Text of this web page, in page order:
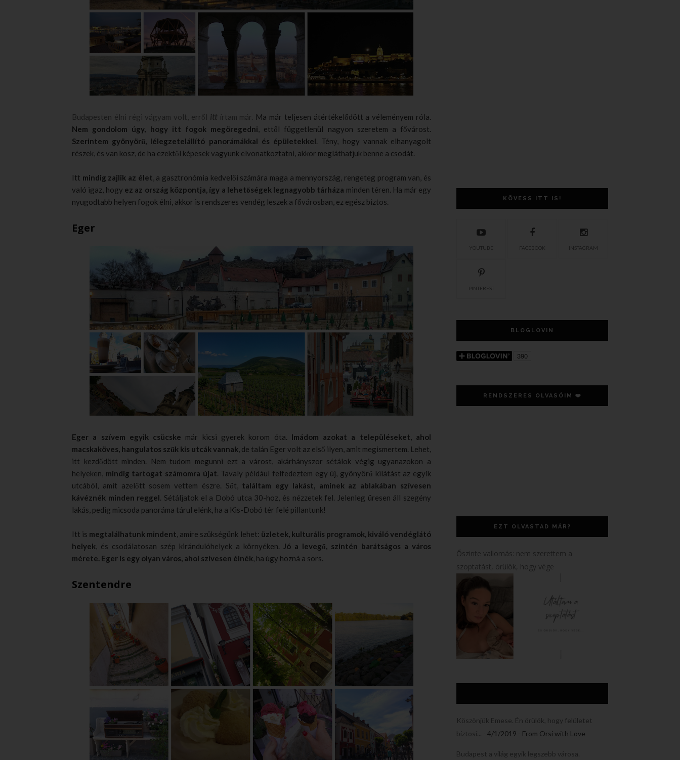
Budapesten élni régi vágyam volt, erről itt írtam már. Ma már teljesen átértékelődött a véleményem róla.
Nem gondolom úgy, hogy itt fogok megöregedni, ettől függetlenül nagyon szeretem a fővárost.
Szerintem gyönyörű, lélegzetelállító panorámákkal és épületekkel. Tény, hogy vannak elhanyagolt
részek, és van kosz, de ha ezektől képesek vagyunk elvonatkoztatni, akkor megláthatjuk benne a csodát.
Itt mindig zajlik az élet, a gasztronómia kedvelői számára maga a mennyország, rengeteg program van, és
való igaz, hogy ez az ország központja, így a lehetőségek legnagyobb tárháza minden téren. Ha már egy
nyugodtabb helyen fogok élni, akkor is rendszeres vendég leszek a fővárosban, ez egész biztos.
Eger
Eger a szívem egyik csücske már kicsi gyerek korom óta. Imádom azokat a településeket, ahol
macskaköves, hangulatos szűk kis utcák vannak, de talán Eger volt az első ilyen, amit megismertem. Lehet,
itt kezdődött minden. Nem tudom megunni ezt a várost, akárhányszor sétálok végig ugyanazokon a
helyeken, mindig tartogat számomra újat. Tavaly például felfedeztem egy új, gyönyörű kilátást az egyik
utcából, amit azelőtt sosem vettem észre. Sőt, találtam egy lakást, aminek az ablakában szívesen
kávéznék minden reggel. Sétáljatok el a Dobó utca 30-hoz, és nézzetek fel. Jelenleg üresen áll szegény
lakás, pedig micsoda panoráma tárul elénk, ha a Kis-Dobó tér felé pillantunk!
Itt is megtalálhatunk mindent, amire szükségünk lehet: üzletek, kulturális programok, kiváló vendéglátó
helyek, és csodálatosan szép kirándulóhelyek a környéken. Jó a levegő, szintén barátságos a város
mérete. Eger is egy olyan város, ahol szívesen élnék, ha úgy hozná a sors.
Szentendre
KÖVESS ITT IS!
YOUTUBE FACEBOOK INSTAGRAM
PINTEREST
BLOGLOVIN
RENDSZERES OLVASÓIM ❤️
EZT OLVASTAD MÁR?
Őszinte vallomás: nem szerettem a
szoptatást, örülök, hogy vége
Köszönjük Emese. Én örülök, hogy felületet
biztosí...
- 4/1/2019 - From Orsi with Love
Budapest a világ egyik legszebb városa.